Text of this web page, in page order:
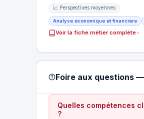
📈 Perspectives moyennes
Analyse économique et financière
Voir la fiche métier complète
Foire aux questions
Quelles compétences
?